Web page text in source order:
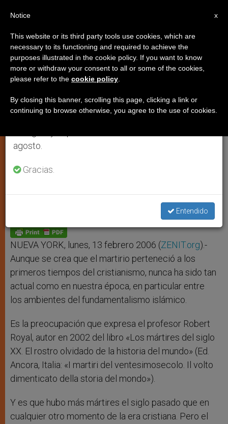
La amenaza del
fundamentalismo islámico a la
libertad religiosa
Entrevista al profesor Robert Royal
FEBRERO 13, 2006 00:00
a
p
p
s
g
e
r
c
o
k
i
r
a
NUEVA YORK, lunes, 13 febrero 2006 (ZENIT.org).-
Aunque se crea que el martirio perteneció a los
primeros tiempos del cristianismo, nunca ha sido tan
actual como en nuestra época, en particular entre
los ambientes del fundamentalismo islámico.
Es la preocupación que expresa el profesor Robert
Royal, autor en 2002 del libro «Los mártires del siglo
XX. El rostro olvidado de la historia del mundo» (Ed.
Ancora, Italia: «I martiri del ventesimosecolo. Il volto
dimenticato della storia del mondo»).
Y es que hubo más mártires el siglo pasado que en
cualquier otro momento de la era cristiana. Pero el
×
Aviso importante
Del 27 de julio al 7 de agosto haremos la pausa
anual, aprovechando que en el periodo de verano
se generan menos informaciones y también el
agosto.
Gracias.
Entendido
x
Notice
This website or its third party tools use cookies, which are
necessary to its functioning and required to achieve the
purposes illustrated in the cookie policy. If you want to know
more or withdraw your consent to all or some of the cookies,
please refer to the cookie policy
By closing this banner, scrolling this page, clicking a link or
continuing to browse otherwise, you agree to the use of cookies.